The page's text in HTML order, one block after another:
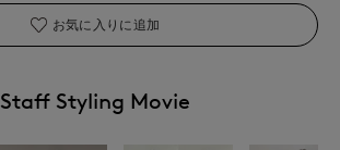
お気に入りに追加
Staff Styling Movie